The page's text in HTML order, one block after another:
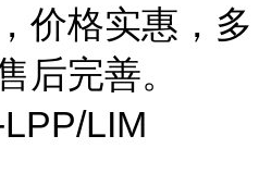
价格实惠，多
后完善。
LIM